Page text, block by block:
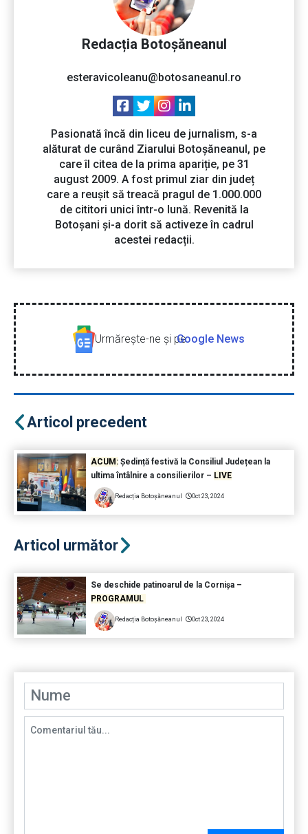
Redacția Botoșăneanul
esteravicoleanu@botosaneanul.ro
Pasionată încă din liceu de jurnalism, s-a
alăturat de curând Ziarului Botoșăneanul, pe
care îl citea de la prima apariție, pe 31
august 2009. A fost primul ziar din județ
care a reușit să treacă pragul de 1.000.000
de cititori unici într-o lună. Revenită la
Botoșani și-a dorit să activeze în cadrul
acestei redacții.
Urmăreşte-ne şi peGoogle News
Articol precedent
ACUM:Ședință festivă la Consiliul Județean la
ultima întâlnire a consilierilor – LIVE
Redacția Botoșăneanul Oct 23, 2024
Articol următor
Se deschide patinoarul de la Cornișa –
PROGRAMUL
Redacția Botoșăneanul Oct 23, 2024